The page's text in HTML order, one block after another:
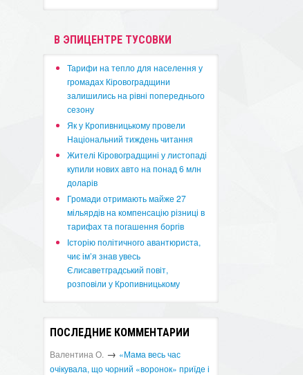
В ЭПИЦЕНТРЕ ТУСОВКИ
​Тарифи на тепло для населення у
громадах Кіровоградщини
залишились на рівні попереднього
сезону
​Як у Кропивницькому провели
Національний тиждень читання
​Жителі Кіровоградщині у листопаді
купили нових авто на понад 6 млн
доларів
​Громади отримають майже 27
мільярдів на компенсацію різниці в
тарифах та погашення боргів
Історію політичного авантюриста,
чиє ім’я знав увесь
Єлисаветградський повіт,
розповіли у Кропивницькому
ПОСЛЕДНИЕ КОММЕНТАРИИ
Валентина О. → «Мама весь час
очікувала, що чорний «воронок» приїде і